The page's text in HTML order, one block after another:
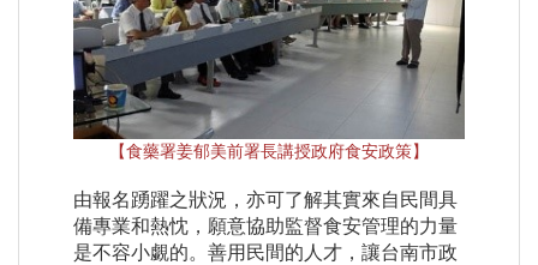
【食藥署姜郁美前署長講授政府食安政策】
由報名踴躍之狀況，亦可了解其實來自民間具
備專業和熱忱，願意協助監督食安管理的力量
是不容小覷的。善用民間的人才，讓台南市政